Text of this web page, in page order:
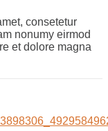
consetetur
nonumy eirmod
et dolore magna